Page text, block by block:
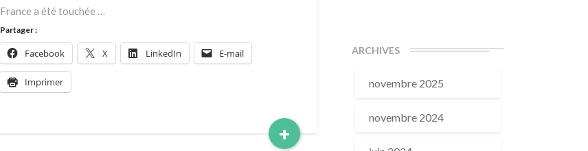
France a été touchée …
+Read
Partager :
Facebook X LinkedIn E-mail
Imprimer
ARCHIVES
novembre 2025
novembre 2024